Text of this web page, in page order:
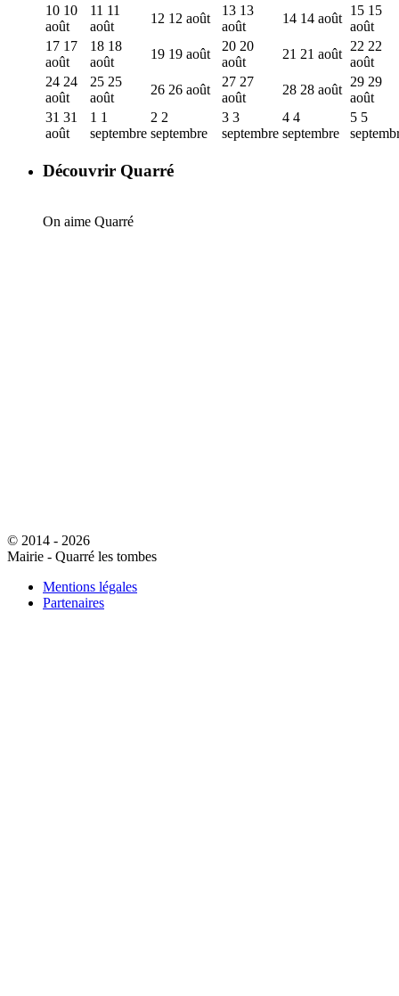
10 10
août
11 11
août
12 12 août
13 13
août
14 14 août
15 15
août
17 17
août
18 18
août
19 19 août
20 20
août
21 21 août
22 22
août
24 24
août
25 25
août
26 26 août
27 27
août
28 28 août
29 29
août
31 31
août
1 1
septembre
2 2
septembre
3 3
septembre
4 4
septembre
5 5
Découvrir Quarré
On aime Quarré
© 2014 - 2026
Mairie - Quarré les tombes
Mentions légales
Partenaires